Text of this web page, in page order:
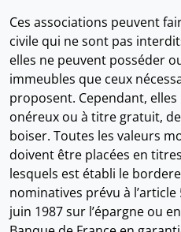
Ces associations peuvent
civile qui ne sont pas
elles ne peuvent posséder
immeubles que ceux
proposent. Cependant,
onéreux ou à titre gratuit,
boiser. Toutes les valeurs
doivent être placées en
lesquels est établi le
nominatives prévu à l’article
juin 1987 sur l’épargne ou